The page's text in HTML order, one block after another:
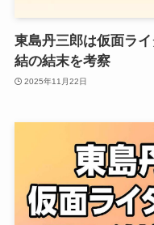
東島丹三郎は仮面ラ
結の結末を考察
2025年11月22日